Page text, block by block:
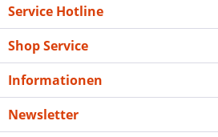
Service Hotline
Shop Service
Informationen
Newsletter